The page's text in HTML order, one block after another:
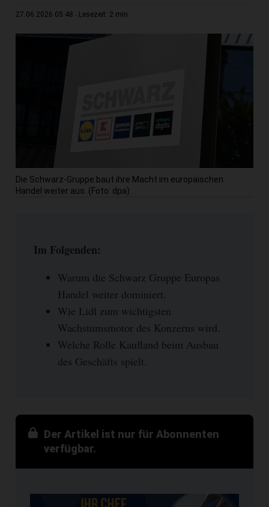
27.06.2026 05:48 Lesezeit: 2 min
Die Schwarz-Gruppe baut ihre Macht im europäischen
Handel weiter aus. (Foto: dpa)
Im Folgenden:
Warum die Schwarz Gruppe Europas
Handel weiter dominiert.
Wie Lidl zum wichtigsten
Wachstumsmotor des Konzerns wird.
Welche Rolle Kaufland beim Ausbau
des Geschäfts spielt.
Der Artikel ist nur für Abonnenten
verfügbar.